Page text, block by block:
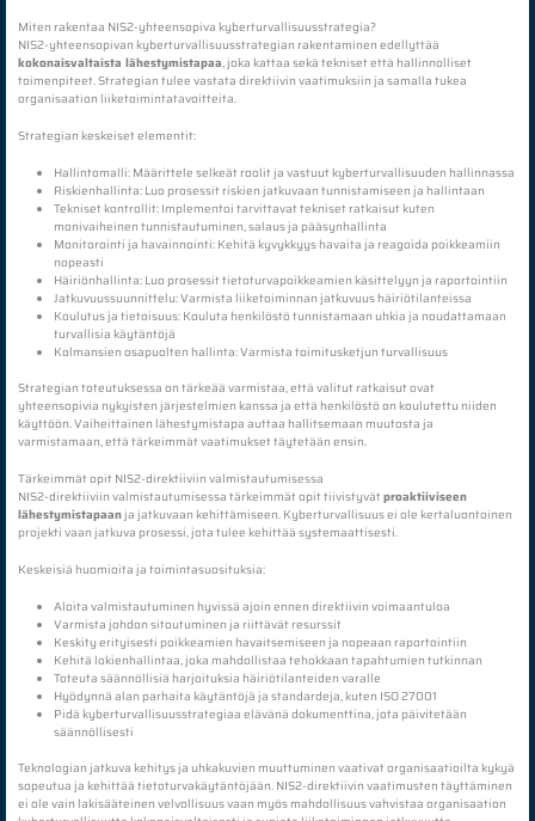
Miten rakentaa NIS2-yhteensopiva kyberturvallisuusstrategia?
NIS2-yhteensopivan kyberturvallisuusstrategian rakentaminen edellyttää
kokonaisvaltaista lähestymistapaa, joka kattaa sekä tekniset että hallinnolliset
toimenpiteet. Strategian tulee vastata direktiivin vaatimuksiin ja samalla tukea
organisaation liiketoimintatavoitteita.
Strategian keskeiset elementit:
Hallintomalli: Määrittele selkeät roolit ja vastuut kyberturvallisuuden hallinnassa
Riskienhallinta: Luo prosessit riskien jatkuvaan tunnistamiseen ja hallintaan
Tekniset kontrollit: Implementoi tarvittavat tekniset ratkaisut kuten
monivaiheinen tunnistautuminen, salaus ja pääsynhallinta
Monitorointi ja havainnointi: Kehitä kyvykkyys havaita ja reagoida poikkeamiin
nopeasti
Häiriönhallinta: Luo prosessit tietoturvapoikkeamien käsittelyyn ja raportointiin
Jatkuvuussuunnittelu: Varmista liiketoiminnan jatkuvuus häiriötilanteissa
Koulutus ja tietoisuus: Kouluta henkilöstö tunnistamaan uhkia ja noudattamaan
turvallisia käytäntöjä
Kolmansien osapuolten hallinta: Varmista toimitusketjun turvallisuus
Strategian toteutuksessa on tärkeää varmistaa, että valitut ratkaisut ovat
yhteensopivia nykyisten järjestelmien kanssa ja että henkilöstö on koulutettu niiden
käyttöön. Vaiheittainen lähestymistapa auttaa hallitsemaan muutosta ja
varmistamaan, että tärkeimmät vaatimukset täytetään ensin.
Tärkeimmät opit NIS2-direktiiviin valmistautumisessa
NIS2-direktiiviin valmistautumisessa tärkeimmät opit tiivistyvätproaktiiviseen
lähestymistapaan ja jatkuvaan kehittämiseen. Kyberturvallisuus ei ole kertaluontoinen
projekti vaan jatkuva prosessi, jota tulee kehittää systemaattisesti.
Keskeisiä huomioita ja toimintasuosituksia:
Aloita valmistautuminen hyvissä ajoin ennen direktiivin voimaantuloa
Varmista johdon sitoutuminen ja riittävät resurssit
Keskity erityisesti poikkeamien havaitsemiseen ja nopeaan raportointiin
Kehitä lokienhallintaa, joka mahdollistaa tehokkaan tapahtumien tutkinnan
Toteuta säännöllisiä harjoituksia häiriötilanteiden varalle
Hyödynnä alan parhaita käytäntöjä ja standardeja, kuten ISO 27001
Pidä kyberturvallisuusstrategiaa elävänä dokumenttina, jota päivitetään
säännöllisesti
Teknologian jatkuva kehitys ja uhkakuvien muuttuminen vaativat organisaatioilta kykyä
sopeutua ja kehittää tietoturvakäytäntöjään. NIS2-direktiivin vaatimusten täyttäminen
ei ole vain lakisääteinen velvollisuus vaan myös mahdollisuus vahvistaa organisaation